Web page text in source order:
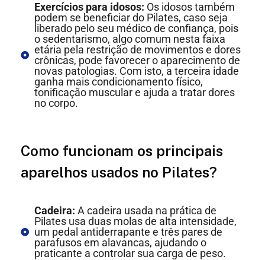
Exercícios para idosos: Os idosos também
podem se beneficiar do Pilates, caso seja
liberado pelo seu médico de confiança, pois
o sedentarismo, algo comum nesta faixa
etária pela restrição de movimentos e dores
crônicas, pode favorecer o aparecimento de
novas patologias. Com isto, a terceira idade
ganha mais condicionamento físico,
tonificação muscular e ajuda a tratar dores
no corpo.
Como funcionam os principais
aparelhos usados no Pilates?
Cadeira: A cadeira usada na prática de
Pilates usa duas molas de alta intensidade,
um pedal antiderrapante e três pares de
parafusos em alavancas, ajudando o
praticante a controlar sua carga de peso.